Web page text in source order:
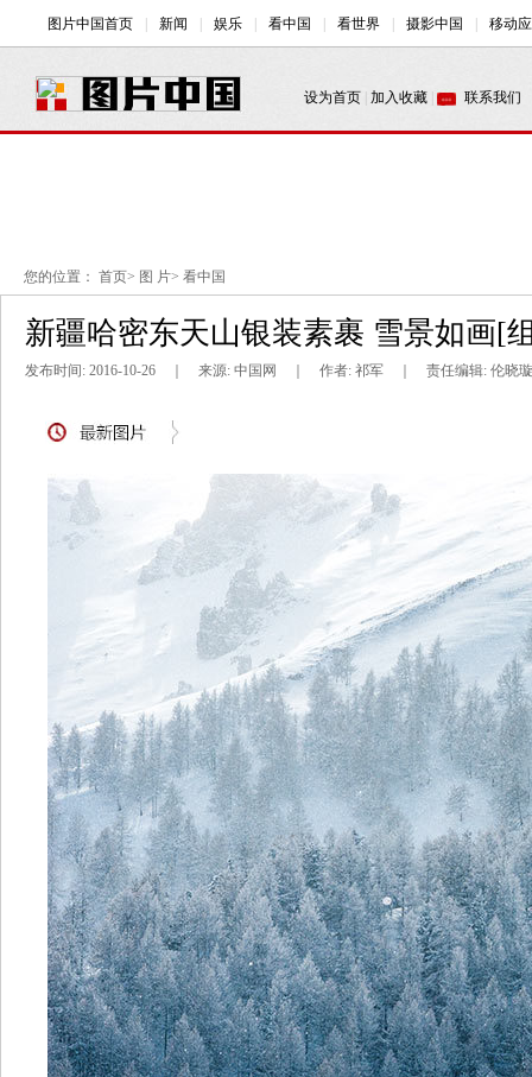
您的位置： 首页> 图 片> 看中国
新疆哈密东天山银装素裹 雪景如画[
发布时间: 2016-10-26 ｜ 来源: 中国网 ｜ 作者: 祁军 ｜ 责任编辑: 伦晓璇